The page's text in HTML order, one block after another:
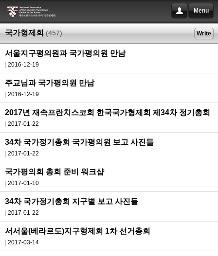
Menu
국가형제회 (457) Write
서울지구평의원과 국가평의원 만남
2016-12-19
주교님과 국가평의원 만남
2016-12-19
2017년 재속프란치스코회 한국국가형제회 제34차 정기총회
2017-01-22
34차 국가정기총회 국가평의원 보고 사진들
2017-01-22
국가평의회 총회 준비 워크샵
2017-01-10
34차 국가정기총회 지구별 보고 사진들
2017-01-22
서서울(베라르도)지구형제회 1차 선거총회
2017-03-14